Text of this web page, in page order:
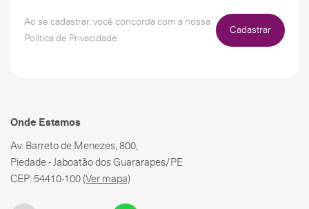
Ao se cadastrar, você concorda com a nossa
Política de Privacidade.
Cadastrar
Onde Estamos
Av. Barreto de Menezes, 800,
Piedade - Jaboatão dos Guararapes/PE
CEP: 54410-100(Ver mapa)